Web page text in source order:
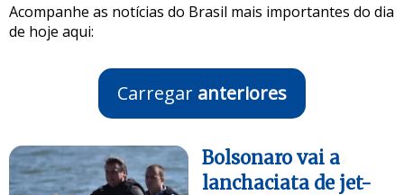
Acompanhe as notícias do Brasil mais importantes do dia
de hoje aqui:
Carregar anteriores
Bolsonaro vai a
lanchaciata de jet-